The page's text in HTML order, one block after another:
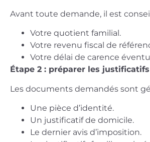
Avant toute demande, il est
Votre quotient familial.
Votre revenu fiscal de
Votre délai de carence
Étape 2 : préparer les justificatifs
Les documents demandés sont
Une pièce d’identité.
Un justificatif de domicile.
Le dernier avis d’imposition.